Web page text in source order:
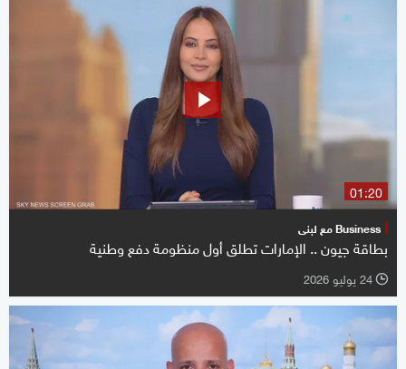
01:20
Business مع لبنى
بطاقة جيون .. الإمارات تطلق أول منظومة دفع وطنية
l 24 يوليو 2026